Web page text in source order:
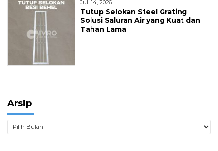
Juli 14, 2026
Tutup Selokan Steel Grating
Solusi Saluran Air yang Kuat dan
Tahan Lama
Arsip